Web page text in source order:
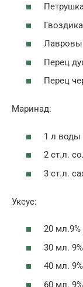
Перец
Перец
Маринад:
1 л воды
2 ст.л.
3 ст.л.
Уксус:
20 мл.9%
30 мл.
40 мл.
60 мл.